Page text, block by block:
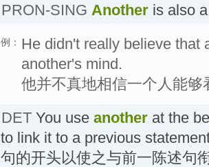
PRON-SING Another is also
例： He didn't really believe that
another's mind.
他并不真地相信一个人能
DET You use another at the
to link it to a previous
句的开头以使之与前一陈述句